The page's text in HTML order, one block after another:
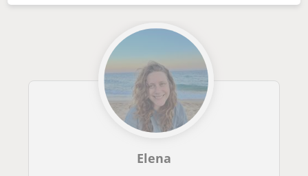
Elena